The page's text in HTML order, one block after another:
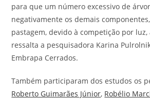
para que um número excessivo de
negativamente os demais
pastagem, devido à competição por
ressalta a pesquisadora Karina
Embrapa Cerrados.
Também participaram dos estudos os
Roberto Guimarães Júnior, Robélio